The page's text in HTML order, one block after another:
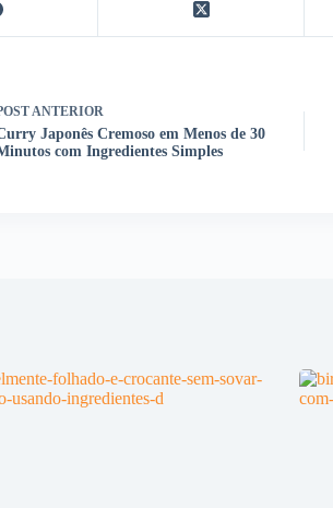
ANTERIOR
Japonês Cremoso em Menos de 30
com Ingredientes Simples